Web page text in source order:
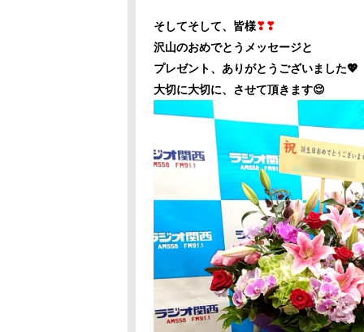
そしてそして、皆様❣❣
沢山のおめでとうメッセージと
プレゼント、ありがとうございました💖
大切に大切に、させて頂きます😌